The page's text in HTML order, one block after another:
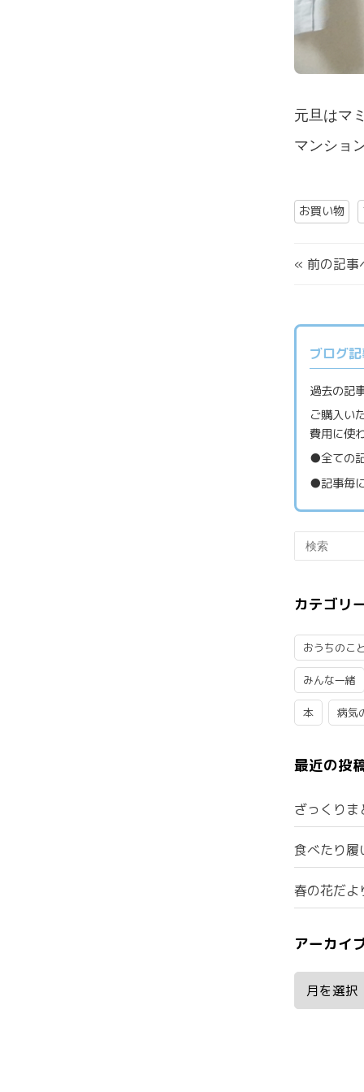
元旦はマ
マンショ
お買い物
« 前の記事
ブログ
過去の記
ご購入い
費用に使
●全ての
●記事毎
カテゴリ
おうちのこ
みんな一緒
本 病気
最近の投
ざっくり
食べたり履
春の花だよ
アーカイ